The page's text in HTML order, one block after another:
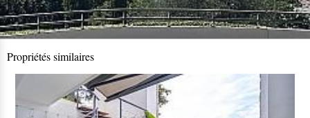
Propriétés similaires